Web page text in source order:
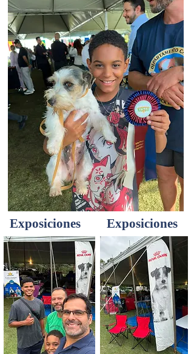
Exposiciones Exposiciones